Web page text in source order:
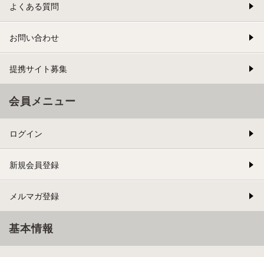
よくある質問
お問い合わせ
提携サイト募集
会員メニュー
ログイン
新規会員登録
メルマガ登録
基本情報